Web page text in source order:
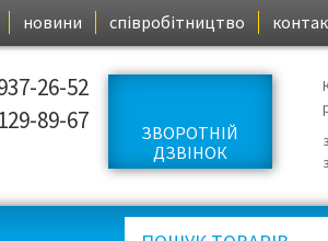
новини співробітництво
26-52
89-67
ЗВОРОТНІЙ
ДЗВІНОК